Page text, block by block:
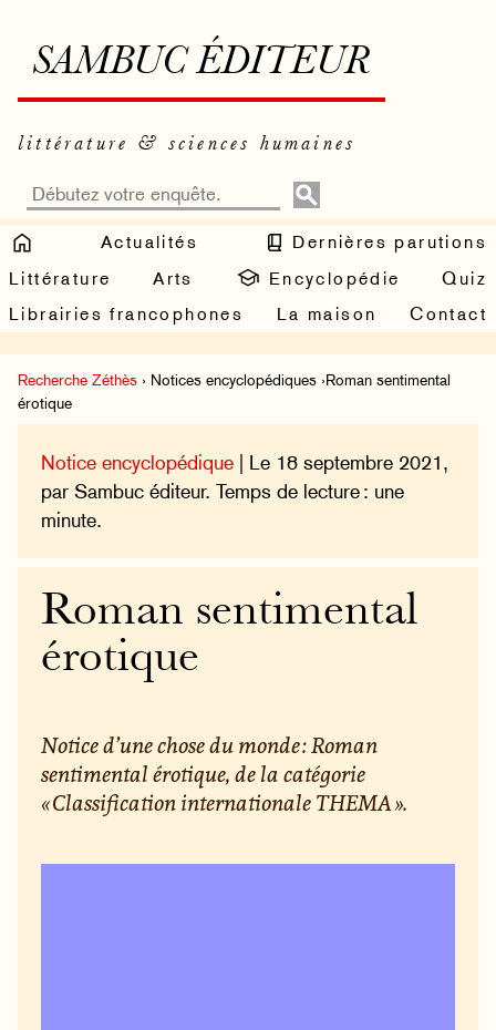
SAMBUC ÉDITEUR
littérature & sciences humaines
Actualités
Dernières parutions
Littérature
Arts Encyclopédie
Quiz
Librairies francophones
La maison Contact
Recherche Zéthès › Notices encyclopédiques ›Roman sentimental
érotique
Notice encyclopédique | Le 18 septembre 2021,
par Sambuc éditeur. Temps de lecture : une
minute.
Roman sentimental
érotique
Notice d’une chose du monde : Roman
sentimental érotique, de la catégorie
« Classification internationale THEMA ».